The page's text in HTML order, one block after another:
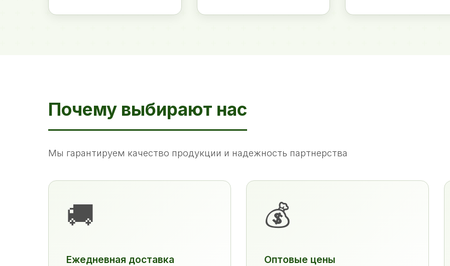
Почему выбирают нас
Мы гарантируем качество продукции и надежность партнерства
🚚
Ежедневная доставка
💰
Оптовые цены